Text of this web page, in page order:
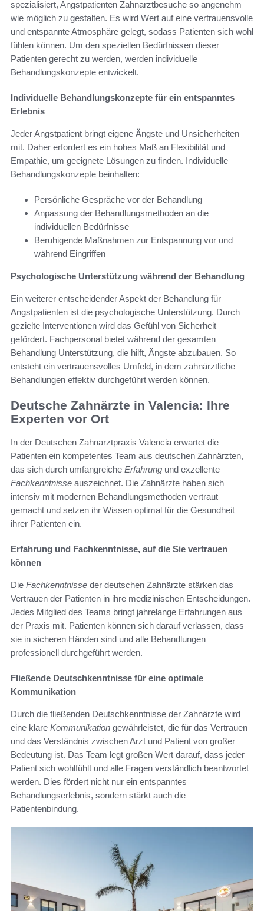
spezialisiert, Angstpatienten Zahnarztbesuche so angenehm
wie möglich zu gestalten. Es wird Wert auf eine vertrauensvolle
und entspannte Atmosphäre gelegt, sodass Patienten sich wohl
fühlen können. Um den speziellen Bedürfnissen dieser
Patienten gerecht zu werden, werden individuelle
Behandlungskonzepte entwickelt.
Individuelle Behandlungskonzepte für ein entspanntes
Erlebnis
Jeder Angstpatient bringt eigene Ängste und Unsicherheiten
mit. Daher erfordert es ein hohes Maß an Flexibilität und
Empathie, um geeignete Lösungen zu finden. Individuelle
Behandlungskonzepte beinhalten:
Persönliche Gespräche vor der Behandlung
Anpassung der Behandlungsmethoden an die
individuellen Bedürfnisse
Beruhigende Maßnahmen zur Entspannung vor und
während Eingriffen
Psychologische Unterstützung während der Behandlung
Ein weiterer entscheidender Aspekt der Behandlung für
Angstpatienten ist die psychologische Unterstützung. Durch
gezielte Interventionen wird das Gefühl von Sicherheit
gefördert. Fachpersonal bietet während der gesamten
Behandlung Unterstützung, die hilft, Ängste abzubauen. So
entsteht ein vertrauensvolles Umfeld, in dem zahnärztliche
Behandlungen effektiv durchgeführt werden können.
Deutsche Zahnärzte in Valencia: Ihre
Experten vor Ort
In der Deutschen Zahnarztpraxis Valencia erwartet die
Patienten ein kompetentes Team aus deutschen Zahnärzten,
das sich durch umfangreiche Erfahrung und exzellente
Fachkenntnisse auszeichnet. Die Zahnärzte haben sich
intensiv mit modernen Behandlungsmethoden vertraut
gemacht und setzen ihr Wissen optimal für die Gesundheit
ihrer Patienten ein.
Erfahrung und Fachkenntnisse, auf die Sie vertrauen
können
Die Fachkenntnisse der deutschen Zahnärzte stärken das
Vertrauen der Patienten in ihre medizinischen Entscheidungen.
Jedes Mitglied des Teams bringt jahrelange Erfahrungen aus
der Praxis mit. Patienten können sich darauf verlassen, dass
sie in sicheren Händen sind und alle Behandlungen
professionell durchgeführt werden.
Fließende Deutschkenntnisse für eine optimale
Kommunikation
Durch die fließenden Deutschkenntnisse der Zahnärzte wird
eine klare Kommunikation gewährleistet, die für das Vertrauen
und das Verständnis zwischen Arzt und Patient von großer
Bedeutung ist. Das Team legt großen Wert darauf, dass jeder
Patient sich wohlfühlt und alle Fragen verständlich beantwortet
werden. Dies fördert nicht nur ein entspanntes
Behandlungserlebnis, sondern stärkt auch die
Patientenbindung.